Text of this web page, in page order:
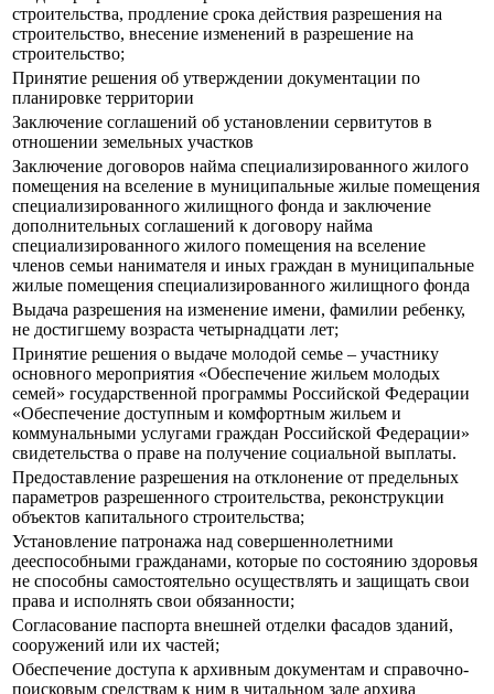
строительства, продление срока действия разрешения на
строительство, внесение изменений в разрешение на
строительство;
Принятие решения об утверждении документации по
планировке территории
Заключение соглашений об установлении сервитутов в
отношении земельных участков
Заключение договоров найма специализированного жилого
помещения на вселение в муниципальные жилые помещения
специализированного жилищного фонда и заключение
дополнительных соглашений к договору найма
специализированного жилого помещения на вселение
членов семьи нанимателя и иных граждан в муниципальные
жилые помещения специализированного жилищного фонда
Выдача разрешения на изменение имени, фамилии ребенку,
не достигшему возраста четырнадцати лет;
Принятие решения о выдаче молодой семье – участнику
основного мероприятия «Обеспечение жильем молодых
семей» государственной программы Российской Федерации
«Обеспечение доступным и комфортным жильем и
коммунальными услугами граждан Российской Федерации»
свидетельства о праве на получение социальной выплаты.
Предоставление разрешения на отклонение от предельных
параметров разрешенного строительства, реконструкции
объектов капитального строительства;
Установление патронажа над совершеннолетними
дееспособными гражданами, которые по состоянию здоровья
не способны самостоятельно осуществлять и защищать свои
права и исполнять свои обязанности;
Согласование паспорта внешней отделки фасадов зданий,
сооружений или их частей;
Обеспечение доступа к архивным документам и справочно-
поисковым средствам к ним в читальном зале архива